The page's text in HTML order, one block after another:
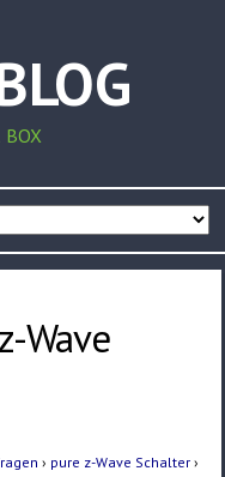
BOX
Wave
› pure z-Wave Schalter ›